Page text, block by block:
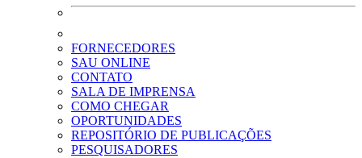
FORNECEDORES
SAU ONLINE
CONTATO
SALA DE IMPRENSA
COMO CHEGAR
OPORTUNIDADES
REPOSITÓRIO DE PUBLICAÇÕES
PESQUISADORES